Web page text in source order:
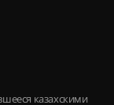
казахскими